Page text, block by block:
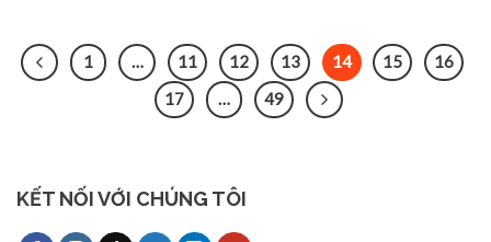
1 … 11 12 13 14 15
16
17
… 49
KẾT NỐI VỚI CHÚNG TÔI